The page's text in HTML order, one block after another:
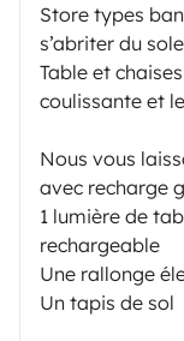
Store types
s’abriter du
Table et
coulissante et
Nous vous
avec recharge
1 lumière de
rechargeable
Une rallonge
Un tapis de sol